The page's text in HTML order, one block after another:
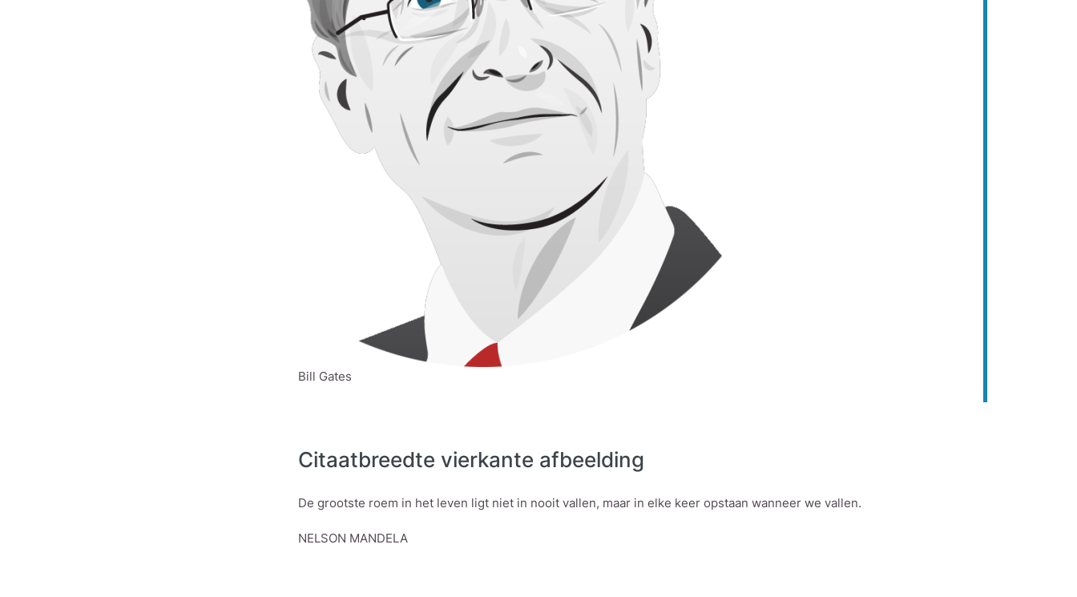
Bill Gates
Citaatbreedte vierkante afbeelding
De grootste roem in het leven ligt niet in nooit vallen, maar in elke keer opstaan wanneer we vallen.
NELSON MANDELA